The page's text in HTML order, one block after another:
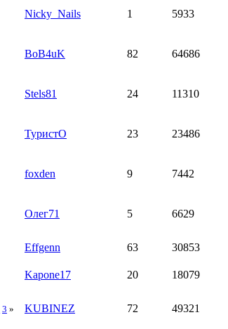
Nicky_Nails 1 5933
BoB4uK 82 64686
Stels81 24 11310
ТуристО 23 23486
foxden 9 7442
Олег71 5 6629
Effgenn 63 30853
Kapone17 20 18079
3 » KUBINEZ 72 49321